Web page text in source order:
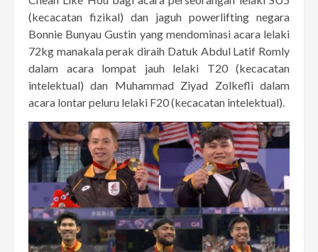
(kecacatan fizikal) dan jaguh powerlifting negara
Bonnie Bunyau Gustin yang mendominasi acara lelaki
72kg manakala perak diraih Datuk Abdul Latif Romly
dalam acara lompat jauh lelaki T20 (kecacatan
intelektual) dan Muhammad Ziyad Zolkefli dalam
acara lontar peluru lelaki F20 (kecacatan intelektual).